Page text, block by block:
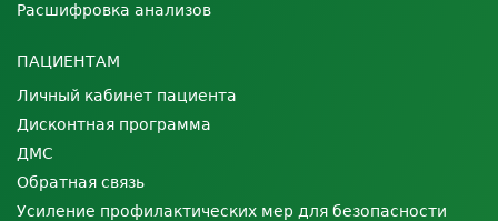
Расшифровка анализов
ПАЦИЕНТАМ
Личный кабинет пациента
Дисконтная программа
ДМС
Обратная связь
Усиление профилактических мер для безопасности